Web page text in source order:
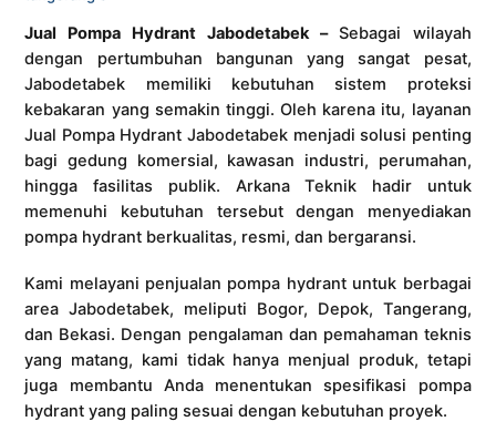
Jual Pompa Hydrant Jabodetabek – Sebagai wilayah
dengan pertumbuhan bangunan yang sangat pesat,
Jabodetabek memiliki kebutuhan sistem proteksi
kebakaran yang semakin tinggi. Oleh karena itu, layanan
Jual Pompa Hydrant Jabodetabek menjadi solusi penting
bagi gedung komersial, kawasan industri, perumahan,
hingga fasilitas publik. Arkana Teknik hadir untuk
memenuhi kebutuhan tersebut dengan menyediakan
pompa hydrant berkualitas, resmi, dan bergaransi.
Kami melayani penjualan pompa hydrant untuk berbagai
area Jabodetabek, meliputi Bogor, Depok, Tangerang,
dan Bekasi. Dengan pengalaman dan pemahaman teknis
yang matang, kami tidak hanya menjual produk, tetapi
juga membantu Anda menentukan spesifikasi pompa
hydrant yang paling sesuai dengan kebutuhan proyek.